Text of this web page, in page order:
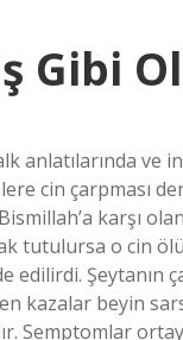
Gibi
anlatılarında
cin çarpması
karşı
tutulursa o cin
Şeytanın
kazalar beyin
Semptomlar